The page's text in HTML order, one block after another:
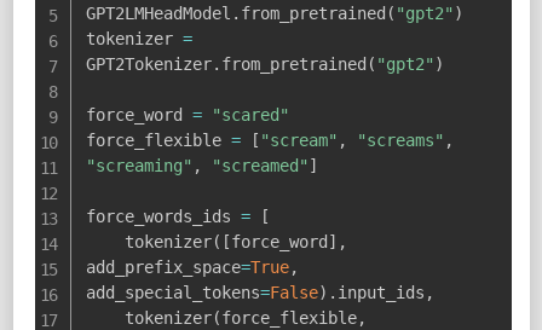
GPT2LMHeadModel . from_pretrained ( "gpt2" )
tokenizer =
GPT2Tokenizer. from_pretrained ( "gpt2" )
force_word =
"scared"
force_flexible = [ "scream" , "screams" ,
"screaming" , "screamed" ]
force_words_ids =
[
    tokenizer
( [force_word ] ,
add_prefix_space=True,
add_special_tokens=False) . input_ids ,
    tokenizer
(force_flexible,